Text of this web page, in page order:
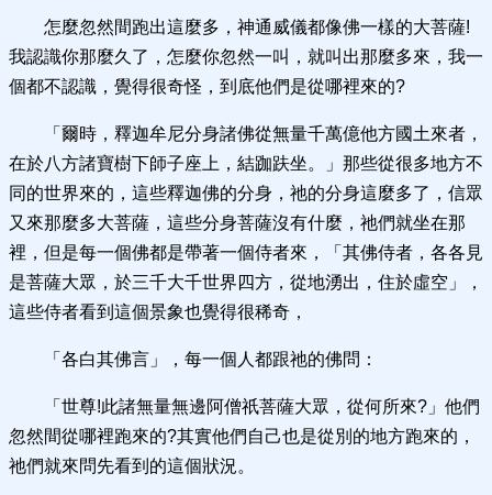
怎麼忽然間跑出這麼多，神通威儀都像佛一樣的大菩薩!
我認識你那麼久了，怎麼你忽然一叫，就叫出那麼多來，我一
個都不認識，覺得很奇怪，到底他們是從哪裡來的?
「爾時，釋迦牟尼分身諸佛從無量千萬億他方國土來者，
在於八方諸寶樹下師子座上，結跏趺坐。」那些從很多地方不
同的世界來的，這些釋迦佛的分身，祂的分身這麼多了，信眾
又來那麼多大菩薩，這些分身菩薩沒有什麼，祂們就坐在那
裡，但是每一個佛都是帶著一個侍者來，「其佛侍者，各各見
是菩薩大眾，於三千大千世界四方，從地湧出，住於虛空」，
這些侍者看到這個景象也覺得很稀奇，
「各白其佛言」，每一個人都跟祂的佛問：
「世尊!此諸無量無邊阿僧祇菩薩大眾，從何所來?」他們
忽然間從哪裡跑來的?其實他們自己也是從別的地方跑來的，
祂們就來問先看到的這個狀況。